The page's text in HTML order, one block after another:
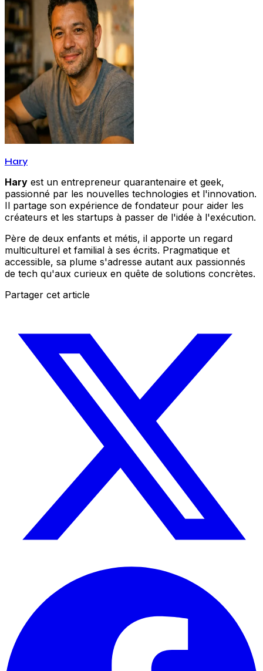
Hary
Hary est un entrepreneur quarantenaire et geek,
passionné par les nouvelles technologies et l'innovation.
Il partage son expérience de fondateur pour aider les
créateurs et les startups à passer de l'idée à l'exécution.
Père de deux enfants et métis, il apporte un regard
multiculturel et familial à ses écrits. Pragmatique et
accessible, sa plume s'adresse autant aux passionnés
de tech qu'aux curieux en quête de solutions concrètes.
Partager cet article